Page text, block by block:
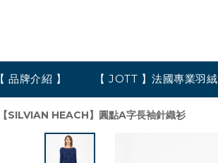
【 品牌介紹 】 【 JOTT 】法國專業羽絨
【SILVIAN HEACH】圓點A字長袖針織衫